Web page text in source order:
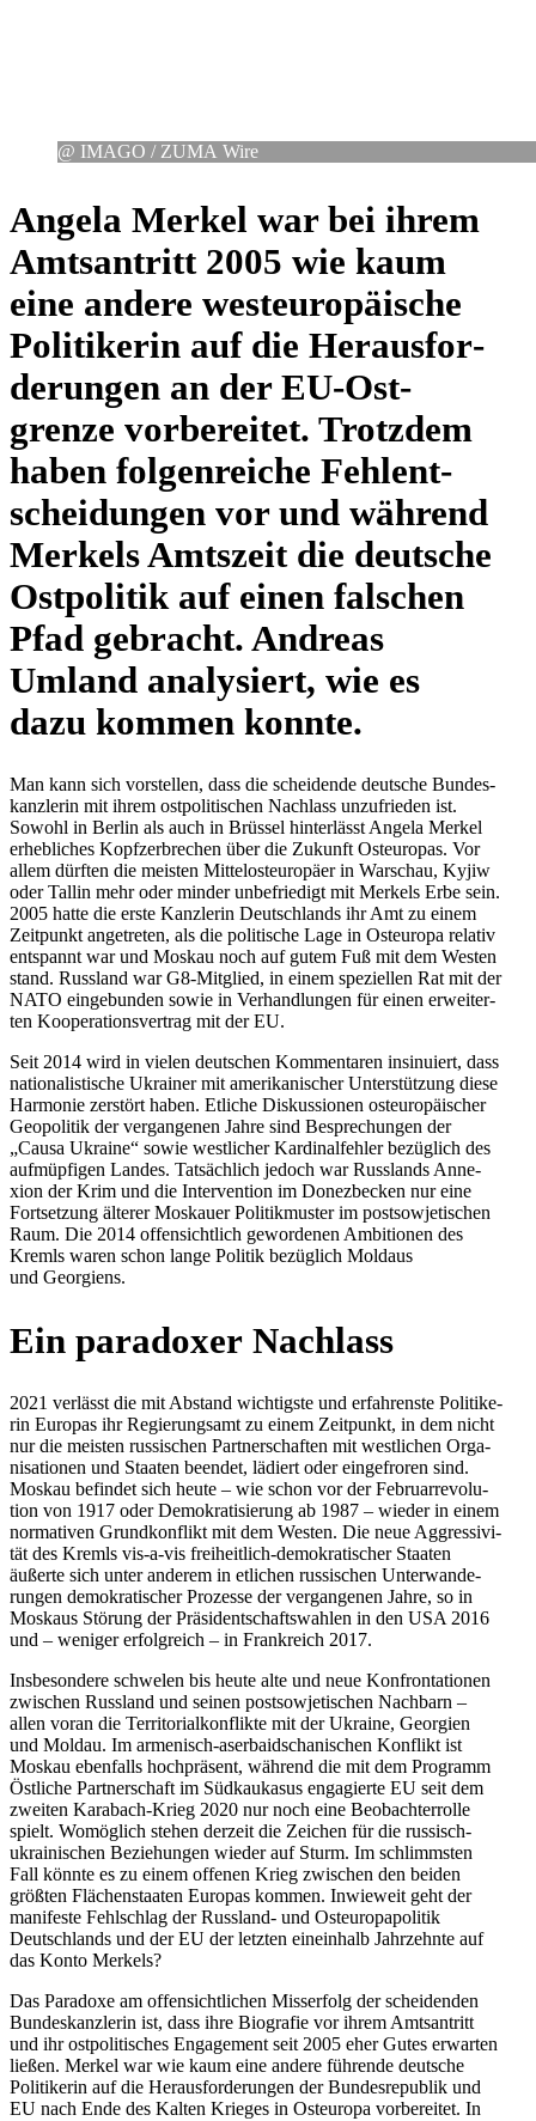
@ IMAGO /​ ZUMA Wire
Angela Merkel war bei ihrem
Amts­an­tritt 2005 wie kaum
eine andere west­eu­ro­päi­sche
Poli­ti­ke­rin auf die Her­aus­for­
de­run­gen an der EU-Ost­
grenze vor­be­rei­tet. Trotz­dem
haben fol­gen­rei­che Fehl­ent­
schei­dun­gen vor und während
Merkels Amts­zeit die deut­sche
Ost­po­li­tik auf einen fal­schen
Pfad gebracht. Andreas
Umland ana­ly­siert, wie es
dazu kommen konnte.
Man kann sich vor­stel­len, dass die schei­dende deut­sche Bun­des­
kanz­le­rin mit ihrem ost­po­li­ti­schen Nach­lass unzu­frie­den ist.
Sowohl in Berlin als auch in Brüssel hin­ter­lässt Angela Merkel
erheb­li­ches Kopf­zer­bre­chen über die Zukunft Ost­eu­ro­pas. Vor
allem dürften die meisten Mit­tel­ost­eu­ro­päer in War­schau, Kyjiw
oder Tallin mehr oder minder unbe­frie­digt mit Merkels Erbe sein.
2005 hatte die erste Kanz­le­rin Deutsch­lands ihr Amt zu einem
Zeit­punkt ange­tre­ten, als die poli­ti­sche Lage in Ost­eu­ropa relativ
ent­spannt war und Moskau noch auf gutem Fuß mit dem Westen
stand. Russ­land war G8-Mit­glied, in einem spe­zi­el­len Rat mit der
NATO ein­ge­bun­den sowie in Ver­hand­lun­gen für einen erwei­ter­
ten Koope­ra­ti­ons­ver­trag mit der EU.
Seit 2014 wird in vielen deut­schen Kom­men­ta­ren insi­nu­iert, dass
natio­na­lis­ti­sche Ukrai­ner mit ame­ri­ka­ni­scher Unter­stüt­zung diese
Har­mo­nie zer­stört haben. Etliche Dis­kus­sio­nen ost­eu­ro­päi­scher
Geo­po­li­tik der ver­gan­ge­nen Jahre sind Bespre­chun­gen der
„Causa Ukraine“ sowie west­li­cher Kar­di­nal­feh­ler bezüg­lich des
auf­müp­fi­gen Landes. Tat­säch­lich jedoch war Russ­lands Anne­
xion der Krim und die Inter­ven­tion im Donez­be­cken nur eine
Fort­set­zung älterer Mos­kauer Poli­tik­mus­ter im post­so­wje­ti­schen
Raum. Die 2014 offen­sicht­lich gewor­de­nen Ambi­tio­nen des
Kremls waren schon lange Politik bezüg­lich Moldaus
und Georgiens.
Ein para­do­xer Nachlass
2021 ver­lässt die mit Abstand wich­tigste und erfah­renste Poli­ti­ke­
rin Europas ihr Regie­rungs­amt zu einem Zeit­punkt, in dem nicht
nur die meisten rus­si­schen Part­ner­schaf­ten mit west­li­chen Orga­
ni­sa­tio­nen und Staaten beendet, lädiert oder ein­ge­fro­ren sind.
Moskau befin­det sich heute – wie schon vor der Febru­ar­re­vo­lu­
tion von 1917 oder Demo­kra­ti­sie­rung ab 1987 – wieder in einem
nor­ma­ti­ven Grund­kon­flikt mit dem Westen. Die neue Aggres­si­vi­
tät des Kremls vis-a-vis frei­heit­lich-demo­kra­ti­scher Staaten
äußerte sich unter anderem in etli­chen rus­si­schen Unter­wan­de­
run­gen demo­kra­ti­scher Pro­zesse der ver­gan­ge­nen Jahre, so in
Moskaus Störung der Prä­si­dent­schafts­wah­len in den USA 2016
und – weniger erfolg­reich – in Frank­reich 2017.
Ins­be­son­dere schwe­len bis heute alte und neue Kon­fron­ta­tio­nen
zwi­schen Russ­land und seinen post­so­wje­ti­schen Nach­barn –
allen voran die Ter­ri­to­ri­al­kon­flikte mit der Ukraine, Geor­gien
und Moldau. Im arme­nisch-aser­bai­dscha­ni­schen Kon­flikt ist
Moskau eben­falls hoch­prä­sent, während die mit dem Pro­gramm
Öst­li­che Part­ner­schaft im Süd­kau­ka­sus enga­gierte EU seit dem
zweiten Kara­bach-Krieg 2020 nur noch eine Beob­ach­ter­rolle
spielt. Womög­lich stehen derzeit die Zeichen für die rus­sisch-
ukrai­ni­schen Bezie­hun­gen wieder auf Sturm. Im schlimms­ten
Fall könnte es zu einem offenen Krieg zwi­schen den beiden
größten Flä­chen­staa­ten Europas kommen. Inwie­weit geht der
mani­feste Fehl­schlag der Russ­land- und Ost­eu­ro­pa­po­li­tik
Deutsch­lands und der EU der letzten ein­ein­halb Jahr­zehnte auf
das Konto Merkels?
Das Para­doxe am offen­sicht­li­chen Miss­erfolg der schei­den­den
Bun­des­kanz­le­rin ist, dass ihre Bio­gra­fie vor ihrem Amts­an­tritt
und ihr ost­po­li­ti­sches Enga­ge­ment seit 2005 eher Gutes erwar­ten
ließen. Merkel war wie kaum eine andere füh­rende deut­sche
Poli­ti­ke­rin auf die Her­aus­for­de­run­gen der Bun­des­re­pu­blik und
EU nach Ende des Kalten Krieges in Ost­eu­ropa vor­be­rei­tet. In